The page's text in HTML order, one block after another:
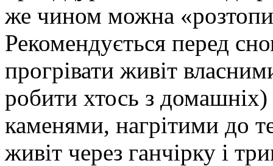
же чином можна
Рекомендується перед
прогрівати живіт
робити хтось з
каменями, нагрітими до
живіт через ганчірку і